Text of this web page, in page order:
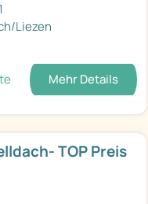
Liezen
Mehr Details
TOP Preis